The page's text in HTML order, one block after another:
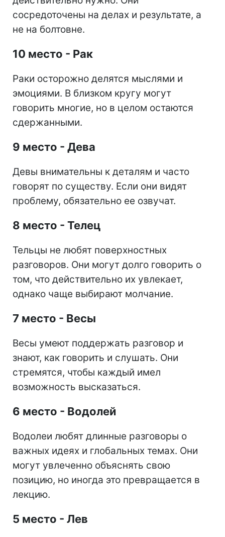
сосредоточены на делах и результате, а
не на болтовне.
10 место - Рак
Раки осторожно делятся мыслями и
эмоциями. В близком кругу могут
говорить многие, но в целом остаются
сдержанными.
9 место - Дева
Девы внимательны к деталям и часто
говорят по существу. Если они видят
проблему, обязательно ее озвучат.
8 место - Телец
Тельцы не любят поверхностных
разговоров. Они могут долго говорить о
том, что действительно их увлекает,
однако чаще выбирают молчание.
7 место - Весы
Весы умеют поддержать разговор и
знают, как говорить и слушать. Они
стремятся, чтобы каждый имел
возможность высказаться.
6 место - Водолей
Водолеи любят длинные разговоры о
важных идеях и глобальных темах. Они
могут увлеченно объяснять свою
позицию, но иногда это превращается в
лекцию.
5 место - Лев